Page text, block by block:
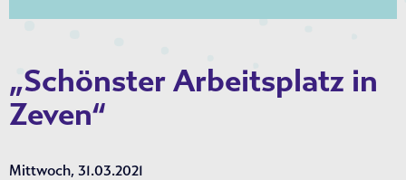
„Schönster Arbeitsplatz in
Zeven“
Mittwoch, 31.03.2021